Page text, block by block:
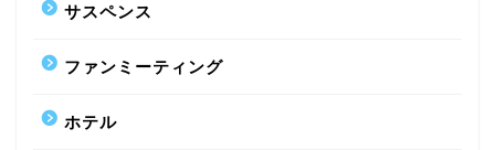
サスペンス
ファンミーティング
ホテル